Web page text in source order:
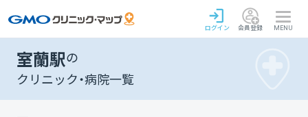
ログイン 会員登録 MENU
室蘭駅の
クリニック・病院一覧